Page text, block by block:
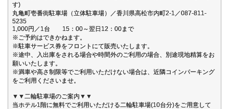
す)
丸亀町壱番街駐車場（立体駐車場）／香川県高松市内町2‐1／087‐811‐
5235
1,000円／1台 15：00～翌日12：00まで
※ご予約はできかねます。
※駐車サービス券をフロントにて販売いたします。
※途中、入出庫をされる場合や時間外のご利用の場合、別途現地精算をお
願いいたします。
※満車や高さ制限等でご利用いただけない場合は、近隣コインパーキング
をご利用くださいませ。
▼▼二輪駐車場のご案内▼▼
当ホテル1階に無料でご利用いただける二輪駐車場(10台分)をご用意して